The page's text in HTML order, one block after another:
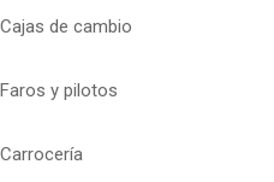
Cajas de cambio
Faros y pilotos
Carrocería